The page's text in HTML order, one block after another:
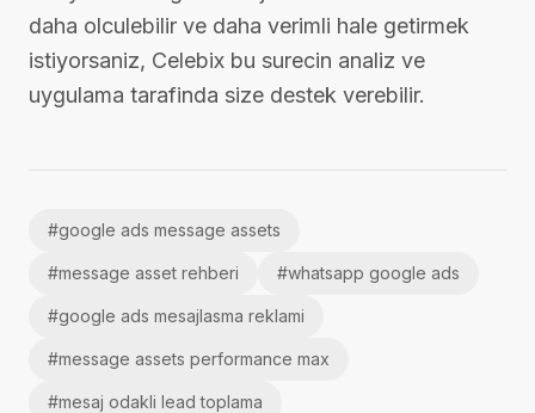
daha olculebilir ve daha verimli hale getirmek
istiyorsaniz, Celebix bu surecin analiz ve
uygulama tarafinda size destek verebilir.
#google ads message assets
#message asset rehberi #whatsapp google ads
#google ads mesajlasma reklami
#message assets performance max
#mesaj odakli lead toplama